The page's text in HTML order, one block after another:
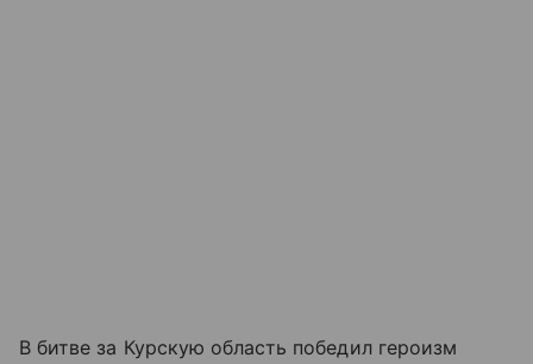
В битве за Курскую область победил героизм